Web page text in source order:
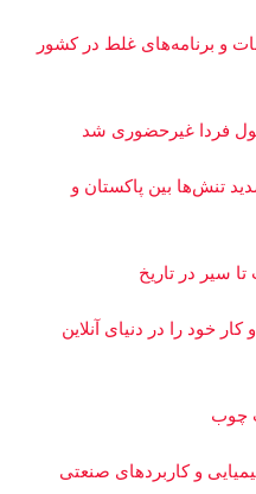
و برنامه‌های غلط در کشور
فردا غیرحضوری شد
تنش‌ها بین پاکستان و
سیر در تاریخ
خود را در دنیای آنلاین
چوب
و کاربردهای صنعتی